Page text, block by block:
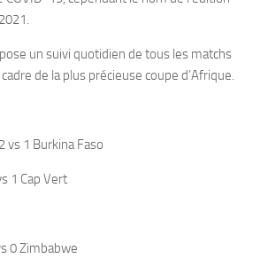
un suivi quotidien de tous les matchs
de la plus précieuse coupe d’Afrique.
vs 1 Burkina Faso
1 Cap Vert
0 Zimbabwe